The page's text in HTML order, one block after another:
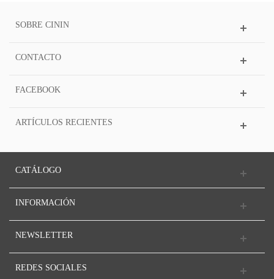
SOBRE CININ
CONTACTO
FACEBOOK
ARTÍCULOS RECIENTES
CATÁLOGO
INFORMACIÓN
NEWSLETTER
REDES SOCIALES